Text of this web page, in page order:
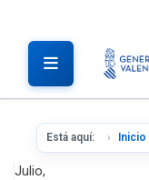
Está aquí: Inicio
Julio,